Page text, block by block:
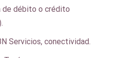
de débito o crédito
Servicios, conectividad.